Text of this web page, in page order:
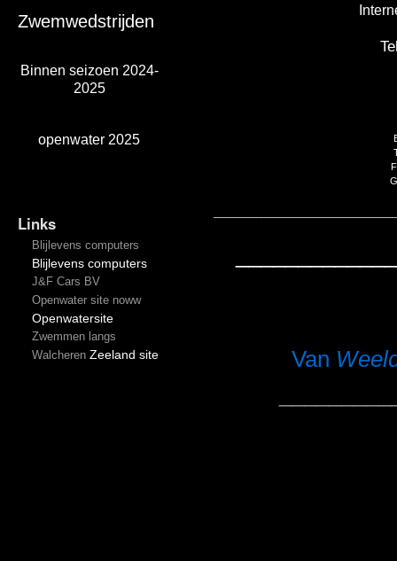
Zwemwedstrijden
Binnen seizoen 2024-
2025
openwater 2025
Links
Blijlevens computers
Blijlevens computers
J&F Cars BV
Openwater site noww
Openwatersite
Zwemmen langs
WalcherenZeeland site Van